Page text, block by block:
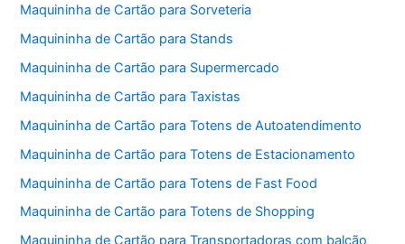
Maquininha de Cartão para Sorveteria
Maquininha de Cartão para Stands
Maquininha de Cartão para Supermercado
Maquininha de Cartão para Taxistas
Maquininha de Cartão para Totens de Autoatendimento
Maquininha de Cartão para Totens de Estacionamento
Maquininha de Cartão para Totens de Fast Food
Maquininha de Cartão para Totens de Shopping
Maquininha de Cartão para Transportadoras com balcão